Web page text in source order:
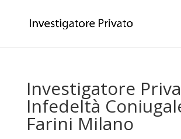
Investigatore
Infedeltà
Farini Milano